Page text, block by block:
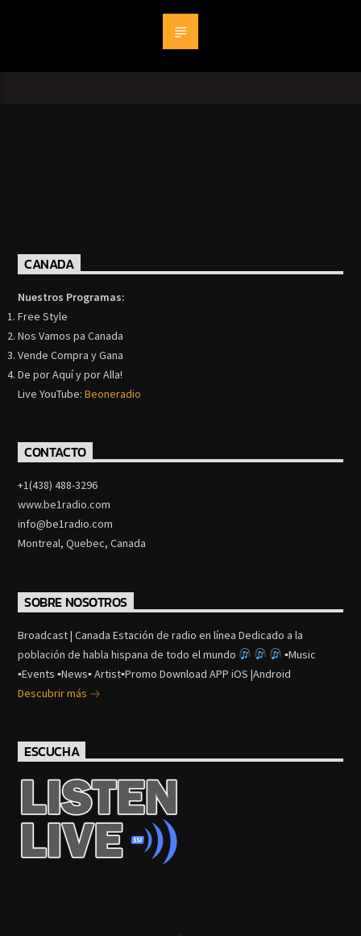
CANADA
Nuestros Programas:
Free Style
Nos Vamos pa Canada
Vende Compra y Gana
De por Aquí y por Alla!
Live YouTube:Beoneradio
CONTACTO
+1(438) 488-3296
www.be1radio.com
info@be1radio.com
Montreal, Quebec, Canada
SOBRE NOSOTROS
Broadcast | Canada Estación de radio en línea Dedicado a la
población de habla hispana de todo el mundo
▪Music
▪Events ▪News▪ Artist▪Promo Download APP iOS |Android
Descubrir más
ESCUCHA